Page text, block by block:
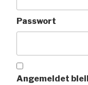
Passwort
Angemeldet